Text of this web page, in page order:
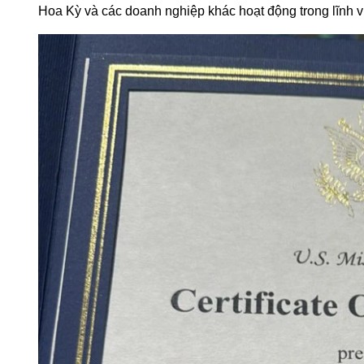
Hoa Kỳ và các doanh nghiệp khác hoạt động trong lĩnh